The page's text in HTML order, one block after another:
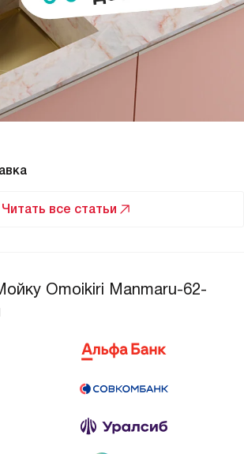
Читать все статьи
Omoikiri Manmaru-62-